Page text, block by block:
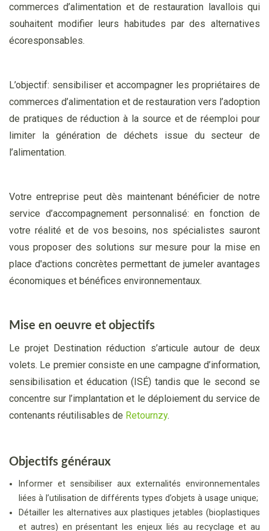
commerces d’alimentation et de restauration lavallois qui
souhaitent modifier leurs habitudes par des alternatives
écoresponsables.
L’objectif: sensibiliser et accompagner les propriétaires de
commerces d’alimentation et de restauration vers l’adoption
de pratiques de réduction à la source et de réemploi pour
limiter la génération de déchets issue du secteur de
l’alimentation.
Votre entreprise peut dès maintenant bénéficier de notre
service d’accompagnement personnalisé: en fonction de
votre réalité et de vos besoins, nos spécialistes sauront
vous proposer des solutions sur mesure pour la mise en
place d'actions concrètes permettant de jumeler avantages
économiques et bénéfices environnementaux.
Mise en oeuvre et objectifs
Le projet Destination réduction s’articule autour de deux
volets. Le premier consiste en une campagne d’information,
sensibilisation et éducation (ISÉ) tandis que le second se
concentre sur l’implantation et le déploiement du service de
contenants réutilisables de Retournzy.
Objectifs généraux
Informer et sensibiliser aux externalités environnementales
liées à l’utilisation de différents types d’objets à usage unique;
Détailler les alternatives aux plastiques jetables (bioplastiques
et autres) en présentant les enjeux liés au recyclage et au